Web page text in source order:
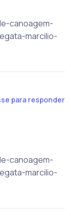
canoagem-
marcilio-
para responder
canoagem-
marcilio-